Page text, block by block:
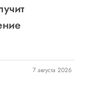
7 августа 2026